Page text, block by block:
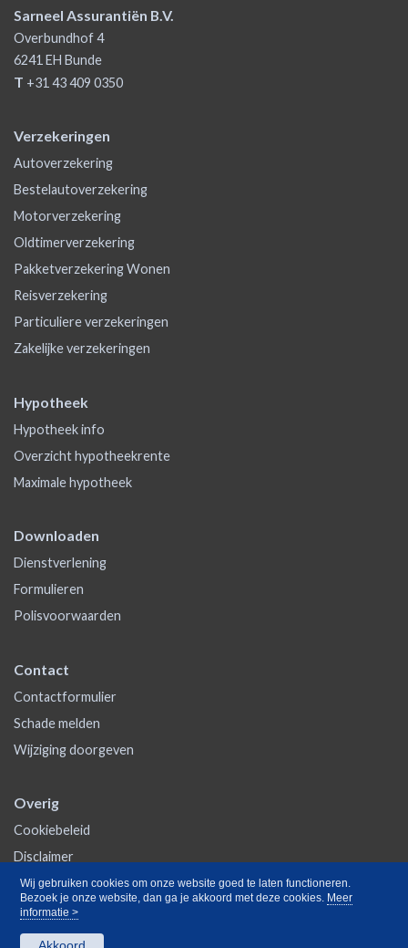
Wij gebruiken cookies om onze website goed te laten functioneren.
Bezoek je onze website, dan ga je akkoord met deze cookies. Meer
informatie >
Sarneel Assurantiën B.V.
Overbundhof 4
6241 EH Bunde
T +31 43 409 0350
Verzekeringen
Autoverzekering
Bestelautoverzekering
Motorverzekering
Oldtimerverzekering
Pakketverzekering Wonen
Reisverzekering
Particuliere verzekeringen
Zakelijke verzekeringen
Hypotheek
Hypotheek info
Overzicht hypotheekrente
Maximale hypotheek
Downloaden
Dienstverlening
Formulieren
Polisvoorwaarden
Contact
Contactformulier
Schade melden
Wijziging doorgeven
Overig
Cookiebeleid
Disclaimer
Privacy